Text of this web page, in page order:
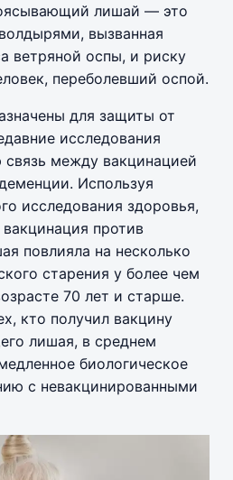
лишай — это
вызванная
ветряной оспы, и риску
переболевший оспой.
для защиты от
исследования
между вакцинацией
Используя
исследования здоровья,
против
повлияла на несколько
старения у более чем
70 лет и старше.
кто получил вакцину
лишая, в среднем
биологическое
с невакцинированными